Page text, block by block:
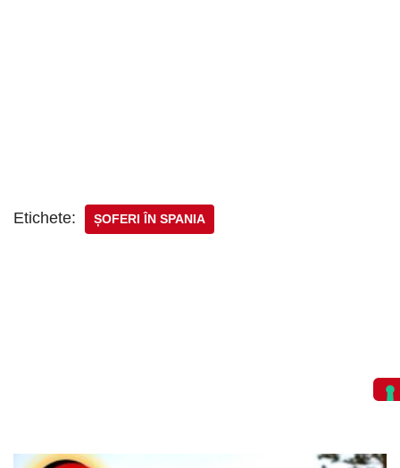
Etichete: ȘOFERI ÎN SPANIA